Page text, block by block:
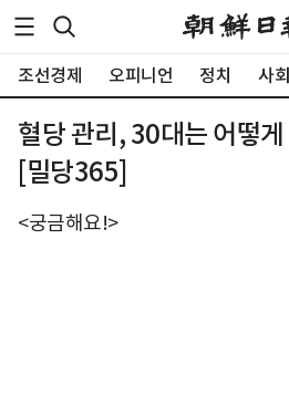
조선경제 오피니언 정치 사회
혈당 관리, 30대는 어떻
[밀당365]
<궁금해요!>